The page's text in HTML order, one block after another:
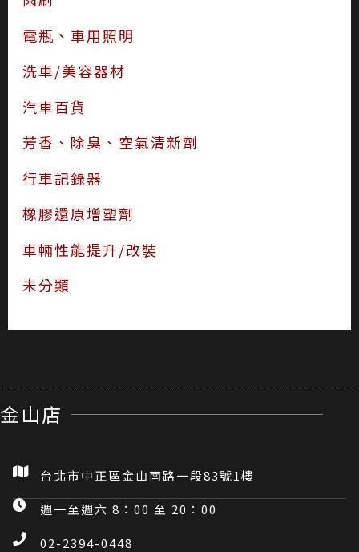
電瓶、車用照明
洗車/美容器材
汽車百貨
芳香、除臭、空氣清新劑
行車記錄器
橡膠還原增塑劑
車輛性能提升/改裝
未分類
金山店
台北市中正區金山南路一段83號1樓
週一至週六 8：00 至 20：00
02-2394-0448